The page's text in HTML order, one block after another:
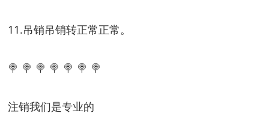
11.吊销吊销转正常正常。
🍭 🍭 🍭 🍭 🍭 🍭 🍭
注销我们是专业的